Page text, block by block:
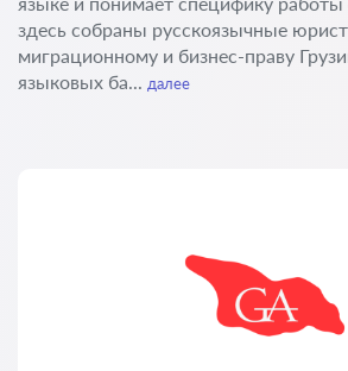
здесь собраны русскоязычные
миграционному и бизнес-праву
языковых ба... далее